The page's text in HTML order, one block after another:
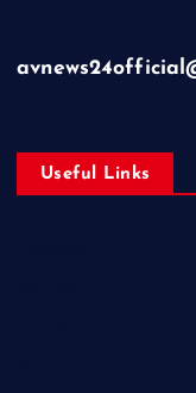
Useful Links